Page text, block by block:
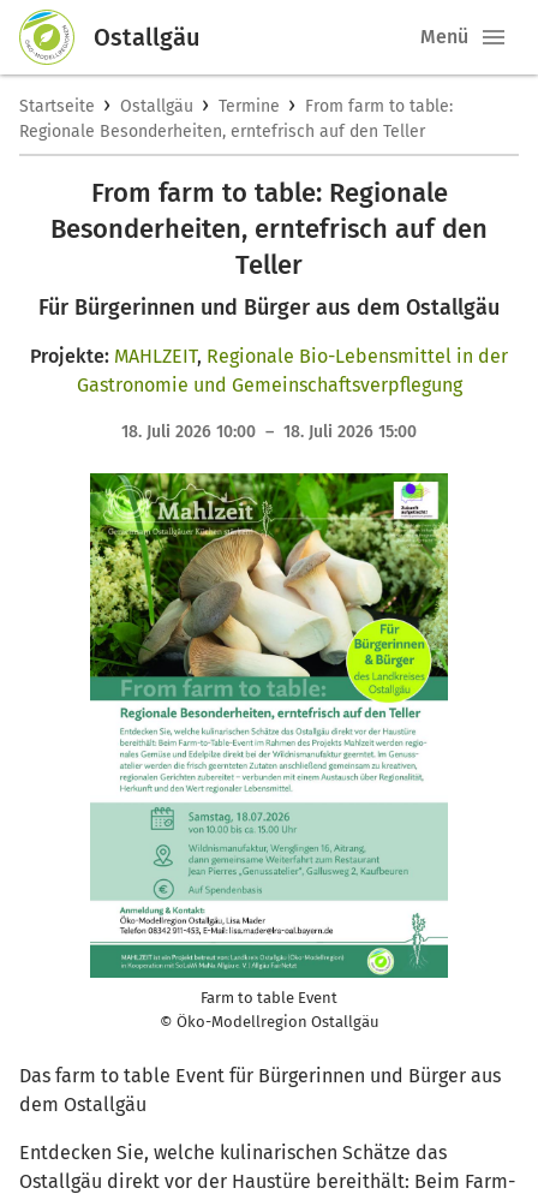
Ostallgäu Menü
Startseite › Ostallgäu › Termine › From farm to table:
Regionale Besonderheiten, erntefrisch auf den Teller
From farm to table: Regionale
Besonderheiten, erntefrisch auf den
Teller
Für Bürgerinnen und Bürger aus dem Ostallgäu
Projekte: MAHLZEIT, Regionale Bio-Lebensmittel in der
Gastronomie und Gemeinschaftsverpflegung
18. Juli 2026 10:00 – 18. Juli 2026 15:00
Farm to table Event
© Öko-Modellregion Ostallgäu
Das farm to table Event für Bürgerinnen und Bürger aus
dem Ostallgäu
Entdecken Sie, welche kulinarischen Schätze das
Ostallgäu direkt vor der Haustüre bereithält: Beim Farm-